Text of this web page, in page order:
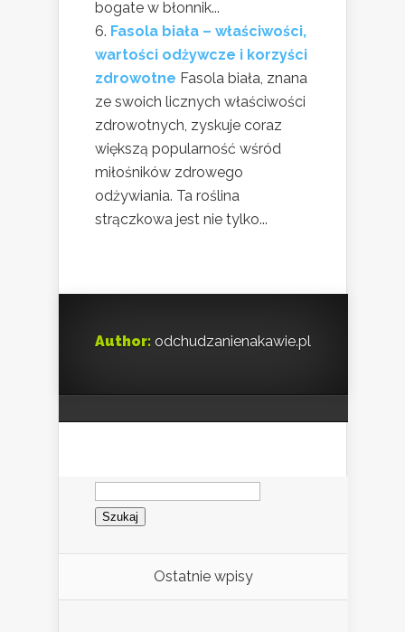
bogate w błonnik...
Fasola biała – właściwości,
wartości odżywcze i korzyści
zdrowotne Fasola biała, znana
ze swoich licznych właściwości
zdrowotnych, zyskuje coraz
większą popularność wśród
miłośników zdrowego
odżywiania. Ta roślina
strączkowa jest nie tylko...
Author: odchudzanienakawie.pl
Szukaj:
Ostatnie wpisy